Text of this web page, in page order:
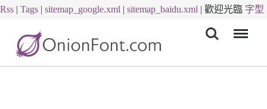
Rss | Tags | sitemap_google.xml | sitemap_baidu.xml | 歡迎光臨 字型